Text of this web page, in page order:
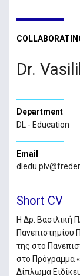
Dr.
Department
DL - Education
Email
Short CV
Η Δρ. Βασιλική
Πανεπιστημίου
της στο
στο Πρόγραμμα
Δίπλωμα